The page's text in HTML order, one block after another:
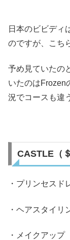
日本のビビディ
のですが、こち
予め見ていたの
いたのはFrozen
況でコースも違
CASTLE（
・プリンセスド
・ヘアスタイリ
・メイクアップ